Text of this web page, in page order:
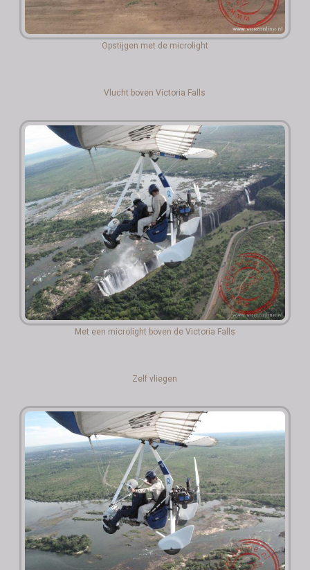
Opstijgen met de microlight
Vlucht boven Victoria Falls
Met een microlight boven de Victoria Falls
Zelf vliegen